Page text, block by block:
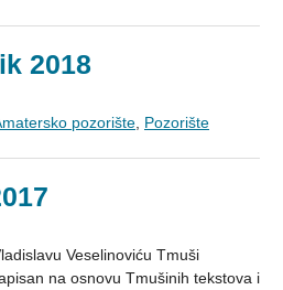
2018
pozorište Pozorište
Veselinoviću Tmuši
na osnovu Tmušinih tekstova i